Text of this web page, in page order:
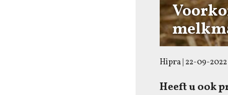
Hipra| 22-09-2022
Heeft u ook